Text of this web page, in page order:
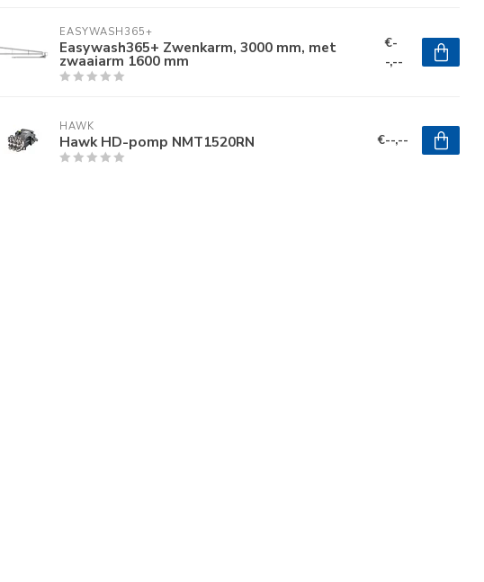
EASYWASH365+
Easywash365+ Zwenkarm, 3000 mm, met
zwaaiarm 1600 mm
€-
-,--
HAWK
Hawk HD-pomp NMT1520RN €--,--